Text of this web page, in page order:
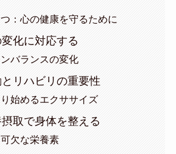
：心の健康を守るために
化に対応する
バランスの変化
リハビリの重要性
始めるエクササイズ
取で身体を整える
欠な栄養素